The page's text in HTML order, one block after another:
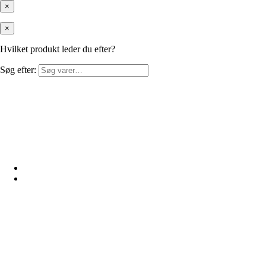
×
×
Hvilket produkt leder du efter?
Søg efter: